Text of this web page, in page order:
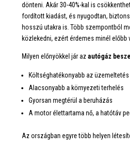
dönteni. Akár 30-40%-kal is
fordított kiadást, és nyugodtan,
hosszú utakra is. Több szempontból
közlekedni, ezért érdemes minél előbb
Milyen előnyökkel jár az autógáz
Költséghatékonyabb az üzemeltetés
Alacsonyabb a környezeti terhelés
Gyorsan megtérül a beruházás
A motor élettartama nő, a hatótáv
Az országban egyre több helyen